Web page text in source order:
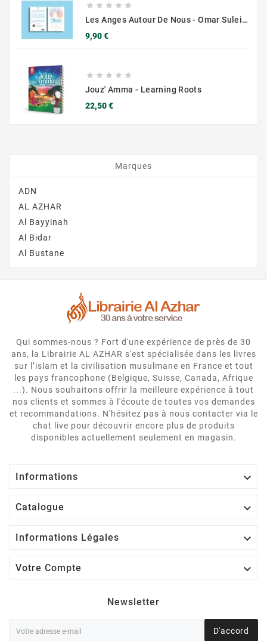
    
Les Anges Autour De Nous - Omar Suleiman - Muslim City
9,90 €Prix
    
Jouz' Amma - Learning Roots
22,50 €Prix
Marques
ADN
AL AZHAR
Al Bayyinah
Al Bidar
Al Bustane
Qui sommes-nous ? Fort d'une expérience de près de 30
ans, la Librairie AL AZHAR s'est spécialisée dans les livres
sur l’islam et la civilisation musulmane en France et tout
les pays francophone (Belgique, Suisse, Canada, Afrique
...). Nous souhaitons offrir la meilleure expérience à tout
nos clients et sommes à l'écoute de toutes vos demandes
et recommandations. N'hésitez pas à nous contacter via le
chat live pour découvrir encore plus de produits
disponibles actuellement seulement en magasin.
Informations 
Catalogue 
Informations Légales 
Votre Compte 
Newsletter
D'accord